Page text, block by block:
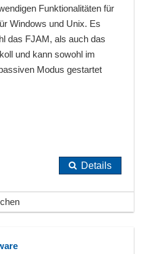
Funktionalitäten für
Windows und Unix. Es
das FJAM, als auch das
und kann sowohl im
Modus gestartet
Details